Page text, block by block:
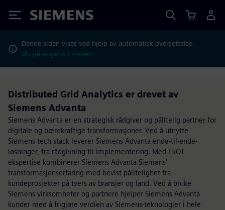
Siemens
Denne siden vises ved hjelp av automatisk oversettelse.
Vis på engelsk i stedet?
Distributed Grid Analytics er drevet av
Siemens Advanta
Siemens Advanta er en strategisk rådgiver og pålitelig partner for
digitale og bærekraftige transformasjoner. Ved å utnytte
Siemens tech stack leverer Siemens Advanta ende-til-ende-
løsninger, fra rådgivning til implementering. Med IT/OT-
ekspertise kombinerer Siemens Advanta Siemens'
transformasjonserfaring med bevist pålitelighet fra
kundeprosjekter på tvers av bransjer og land. Ved å bruke
Siemens virksomheter og partnere hjelper Siemens Advanta
kunder med å frigjøre verdien av Siemens-teknologier i hele